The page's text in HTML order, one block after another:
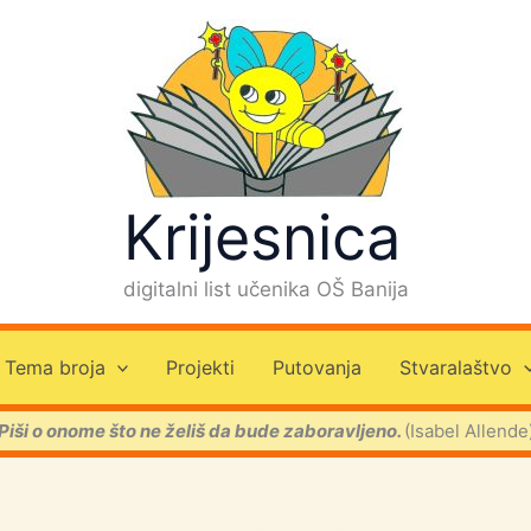
Krijesnica
digitalni list učenika OŠ Banija
Tema broja Projekti Putovanja Stvaralaštvo
o onome što ne želiš da bude zaboravljeno. (Isabel